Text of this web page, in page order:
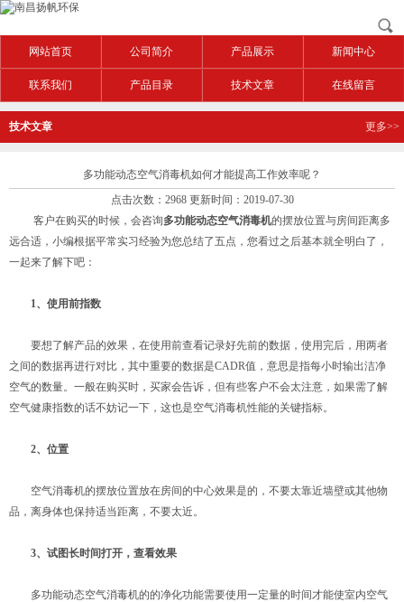
网站首页 公司简介 产品展示 新闻中心
联系我们 产品目录 技术文章 在线留言
技术文章 更多>>
多功能动态空气消毒机如何才能提高工作效率呢？
点击次数：2968 更新时间：2019-07-30
客户在购买的时候，会咨询多功能动态空气消毒机的摆放位置与房间距离多
远合适，小编根据平常实习经验为您总结了五点，您看过之后基本就全明白了，
一起来了解下吧：
1、使用前指数
要想了解产品的效果，在使用前查看记录好先前的数据，使用完后，用两者
之间的数据再进行对比，其中重要的数据是CADR值，意思是指每小时输出洁净
空气的数量。一般在购买时，买家会告诉，但有些客户不会太注意，如果需了解
空气健康指数的话不妨记一下，这也是空气消毒机性能的关键指标。
2、位置
空气消毒机的摆放位置放在房间的中心效果是的，不要太靠近墙壁或其他物
品，离身体也保持适当距离，不要太近。
3、试图长时间打开，查看效果
多功能动态空气消毒机的的净化功能需要使用一定量的时间才能使室内空气